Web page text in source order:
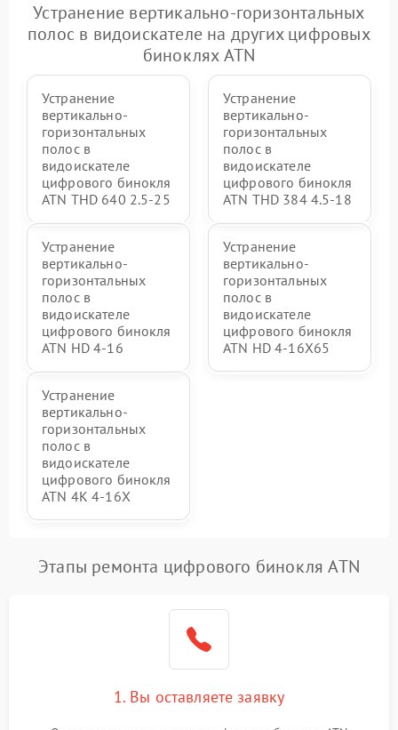
Устранение вертикально-горизонтальных
полос в видоискателе на других цифровых
биноклях ATN
Устранение
вертикально-
горизонтальных
полос в
видоискателе
цифрового бинокля
ATN THD 640 2.5-25
Устранение
вертикально-
горизонтальных
полос в
видоискателе
цифрового бинокля
ATN THD 384 4.5-18
Устранение
вертикально-
горизонтальных
полос в
видоискателе
цифрового бинокля
ATN HD 4-16
Устранение
вертикально-
горизонтальных
полос в
видоискателе
цифрового бинокля
ATN HD 4-16X65
Устранение
вертикально-
горизонтальных
полос в
видоискателе
цифрового бинокля
ATN 4K 4-16X
Этапы ремонта цифрового бинокля ATN
1. Вы оставляете заявку